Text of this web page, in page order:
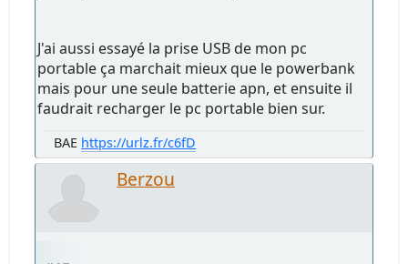
J'ai aussi essayé la prise USB de mon pc
portable ça marchait mieux que le powerbank
mais pour une seule batterie apn, et ensuite il
faudrait recharger le pc portable bien sur.
BAE https://urlz.fr/c6fD
Berzou